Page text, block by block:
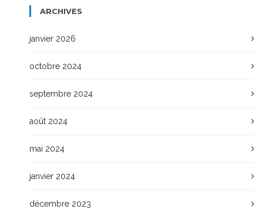
ARCHIVES
janvier 2026
octobre 2024
septembre 2024
août 2024
mai 2024
janvier 2024
décembre 2023